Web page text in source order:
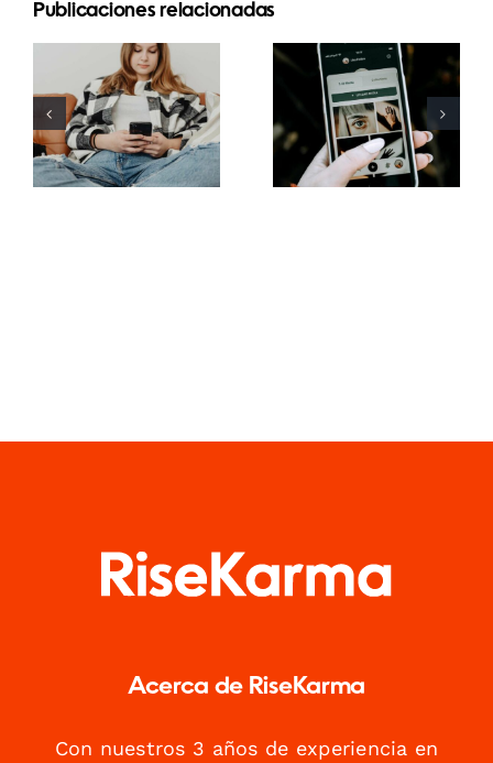
Publicaciones relacionadas
Estrategias
innovadoras
para
aumentar la
visibilidad
de grupos
de
Mejores
prácticas
para usar
filtros de
realidad
aumentada
Acerca de RiseKarma
Con nuestros 3 años de experiencia en